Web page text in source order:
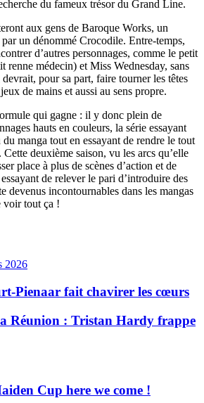
du fameux trésor du Grand Line.
aux gens de Baroque Works, un
un dénommé Crocodile. Entre-temps,
d’autres personnages, comme le petit
renne médecin) et Miss Wednesday, sans
pour sa part, faire tourner les têtes
de mains et aussi au sens propre.
qui gagne : il y donc plein de
hauts en couleurs, la série essayant
manga tout en essayant de rendre le tout
deuxième saison, vu les arcs qu’elle
place à plus de scènes d’action et de
de relever le pari d’introduire des
devenus incontournables dans les mangas
voir tout ça !
2026
Pienaar fait chavirer les cœurs
Réunion : Tristan Hardy frappe
Cup here we come !